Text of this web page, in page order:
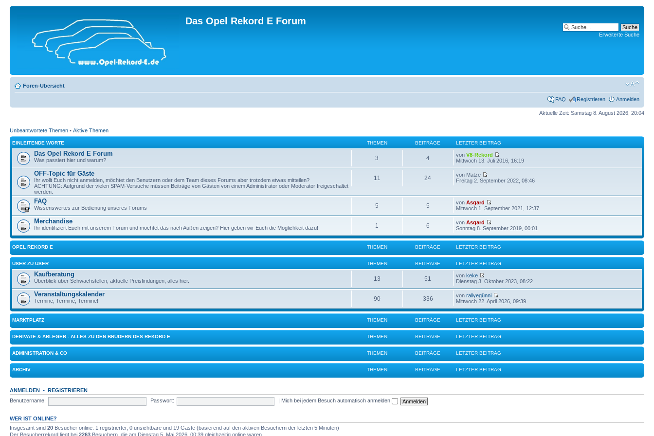
Das Opel Rekord E Forum
Erweiterte Suche
Foren-Übersicht
FAQ Registrieren Anmelden
Aktuelle Zeit: Samstag 8. August 2026, 20:04
Unbeantwortete Themen • Aktive Themen
EINLEITENDE WORTE THEMEN BEITRÄGE LETZTER BEITRAG
Das Opel Rekord E Forum
Was passiert hier und warum? 3 4 vonV8-Rekord
Mittwoch 13. Juli 2016, 16:19
OFF-Topic für Gäste
Ihr wollt Euch nicht anmelden, möchtet den Benutzern oder dem Team dieses Forums aber trotzdem etwas mitteilen?
ACHTUNG: Aufgrund der vielen SPAM-Versuche müssen Beiträge von Gästen von einem Administrator oder Moderator freigeschaltet
werden.
11 24
von Matze
Freitag 2. September 2022, 08:46
FAQ
Wissenswertes zur Bedienung unseres Forums 5 5 vonAsgard
Mittwoch 1. September 2021, 12:37
Merchandise
Ihr identifiziert Euch mit unserem Forum und möchtet das nach Außen zeigen? Hier geben wir Euch die Möglichkeit dazu! 1 6 vonAsgard
Sonntag 8. September 2019, 00:01
OPEL REKORD E THEMEN BEITRÄGE LETZTER BEITRAG
USER ZU USER THEMEN BEITRÄGE LETZTER BEITRAG
Kaufberatung
Überblick über Schwachstellen, aktuelle Preisfindungen, alles hier. 13 51 vonkeke
Dienstag 3. Oktober 2023, 08:22
Veranstaltungskalender
Termine, Termine, Termine! 90 336 vonrallyegünni
Mittwoch 22. April 2026, 09:39
MARKTPLATZ THEMEN BEITRÄGE LETZTER BEITRAG
DERIVATE & ABLEGER - ALLES ZU DEN BRÜDERN DES REKORD E THEMEN BEITRÄGE LETZTER BEITRAG
ADMINISTRATION & CO THEMEN BEITRÄGE LETZTER BEITRAG
ARCHIV THEMEN BEITRÄGE LETZTER BEITRAG
ANMELDEN • REGISTRIEREN
Benutzername:
Passwort: Mich bei jedem Besuch automatisch anmelden
WER IST ONLINE?
Insgesamt sind 20 Besucher online: 1 registrierter, 0 unsichtbare und 19 Gäste (basierend auf den aktiven Besuchern der letzten 5 Minuten)
Der Besucherrekord liegt bei 2263 Besuchern, die am Dienstag 5. Mai 2026, 00:39 gleichzeitig online waren.